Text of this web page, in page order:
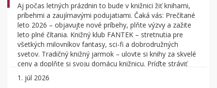
Aj počas letných prázdnin to bude v knižnici žiť knihami,
príbehmi a zaujímavými podujatiami. Čaká vás: Prečítané
leto 2026 – objavujte nové príbehy, plňte výzvy a zažite
leto plné čítania. Knižný klub FANTEK – stretnutia pre
všetkých milovníkov fantasy, sci-fi a dobrodružných
svetov. Tradičný knižný jarmok – ulovte si knihy za skvelé
ceny a doplňte si svoju domácu knižnicu. Príďte stráviť
leto s nami, objaviť nové knihy a zažiť príjemnú atmosféru
knižnice. Tešíme sa na vás počas júla a augusta!
1. júl 2026